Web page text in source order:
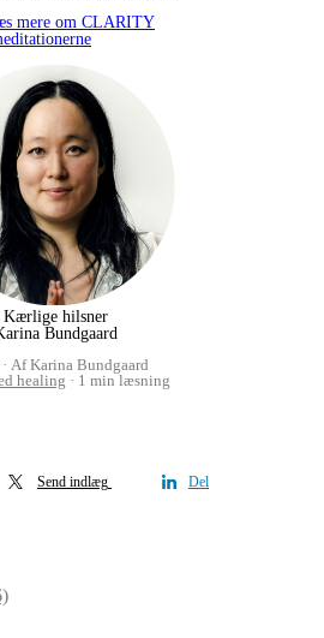
mere om CLARITY
Kærlige hilsner
Bundgaard
Af Karina Bundgaard
healing 1 min læsning
Send indlæg
Del